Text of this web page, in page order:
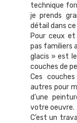
technique
je prends
détail dans
Pour ceux
pas familiers
glacis » est
couches de
Ces
autres pour
d'une
votre oeuvre.
C’est un